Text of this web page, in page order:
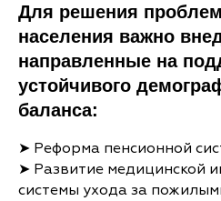
Для решения
населения важно
направленные на
устойчивого
баланса:
➤ Реформа пенсионной
➤ Развитие медицинской
системы ухода за